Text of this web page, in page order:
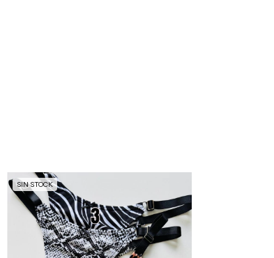
SIN STOCK